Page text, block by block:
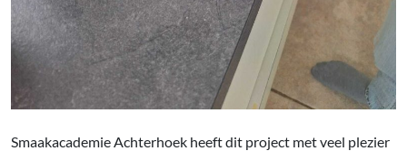
Smaakacademie Achterhoek heeft dit project met veel plezier